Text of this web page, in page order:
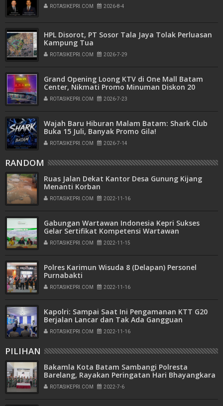
ROTASIKEPRI.COM 2026-8-4
HPL Disorot, PT Sosor Tala Jaya Tolak Perluasan
Kampung Tua
ROTASIKEPRI.COM 2026-7-29
Grand Opening Loong KTV di One Mall Batam
Center, Nikmati Promo Minuman Diskon 20
Persen
ROTASIKEPRI.COM 2026-7-23
Wajah Baru Hiburan Malam Batam: Shark Club
Buka 15 Juli, Banyak Promo Gila!
ROTASIKEPRI.COM 2026-7-14
RANDOM
Ruas Jalan Dekat Kantor Desa Gunung Kijang
Menanti Korban
ROTASIKEPRI.COM 2022-11-16
Gabungan Wartawan Indonesia Kepri Sukses
Gelar Sertifikat Kompetensi Wartawan
ROTASIKEPRI.COM 2022-11-15
Polres Karimun Wisuda 8 (Delapan) Personel
Purnabakti
ROTASIKEPRI.COM 2022-11-16
Kapolri: Sampai Saat Ini Pengamanan KTT G20
Berjalan Lancar dan Tak Ada Gangguan
ROTASIKEPRI.COM 2022-11-16
PILIHAN
Bakamla Kota Batam Sambangi Polresta
Barelang, Rayakan Peringatan Hari Bhayangkara
ke-76
ROTASIKEPRI.COM 2022-7-6